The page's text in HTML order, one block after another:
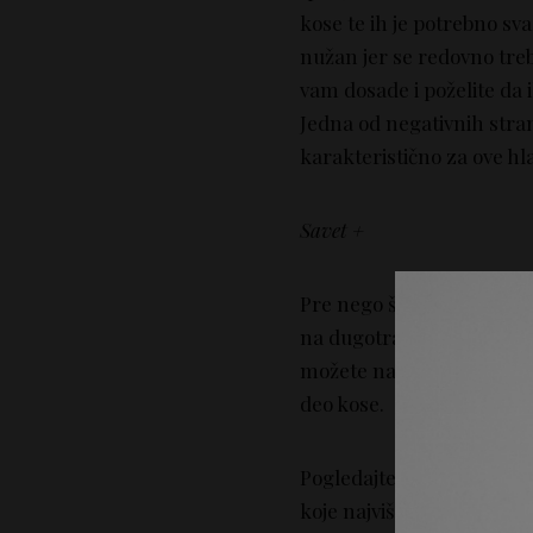
kose te ih je potrebno
nužan jer se redovno
vam dosade i poželite
Jedna od negativnih
karakteristično za ove
Savet +
Pre nego što se odlučite
na dugotrajnu obavezu
možete napraviti
deo kose.
Pogledajte poznate
koje najviše odgovaraju